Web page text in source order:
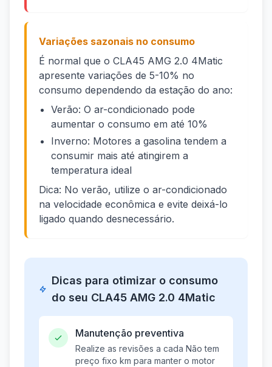
Variações sazonais no consumo
É normal que o CLA45 AMG 2.0 4Matic
apresente variações de 5-10% no
consumo dependendo da estação do ano:
Verão: O ar-condicionado pode
aumentar o consumo em até 10%
Inverno: Motores a gasolina tendem a
consumir mais até atingirem a
temperatura ideal
Dica: No verão, utilize o ar-condicionado
na velocidade econômica e evite deixá-lo
ligado quando desnecessário.
Dicas para otimizar o consumo
do seu CLA45 AMG 2.0 4Matic
Manutenção preventiva
Realize as revisões a cada Não tem
preço fixo km para manter o motor